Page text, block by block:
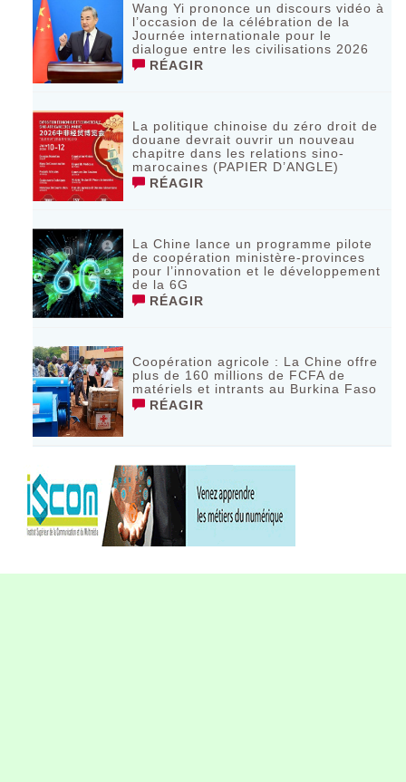
Wang Yi prononce un discours vidéo à
l’occasion de la célébration de la
Journée internationale pour le
dialogue entre les civilisations 2026
RÉAGIR
La politique chinoise du zéro droit de
douane devrait ouvrir un nouveau
chapitre dans les relations sino-
marocaines (PAPIER D’ANGLE)
RÉAGIR
La Chine lance un programme pilote
de coopération ministère-provinces
pour l’innovation et le développement
de la 6G
RÉAGIR
Coopération agricole : La Chine offre
plus de 160 millions de FCFA de
matériels et intrants au Burkina Faso
RÉAGIR